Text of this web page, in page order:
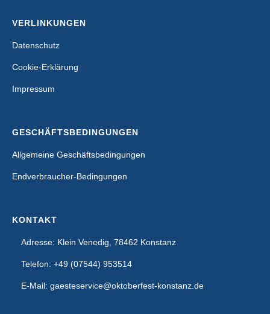
VERLINKUNGEN
Datenschutz
Cookie-Erklärung
Impressum
GESCHÄFTSBEDINGUNGEN
Allgemeine Geschäftsbedingungen
Endverbraucher-Bedingungen
KONTAKT
Adresse: Klein Venedig, 78462 Konstanz
Telefon: +49 (07544) 953514
E-Mail: gaesteservice@oktoberfest-konstanz.de